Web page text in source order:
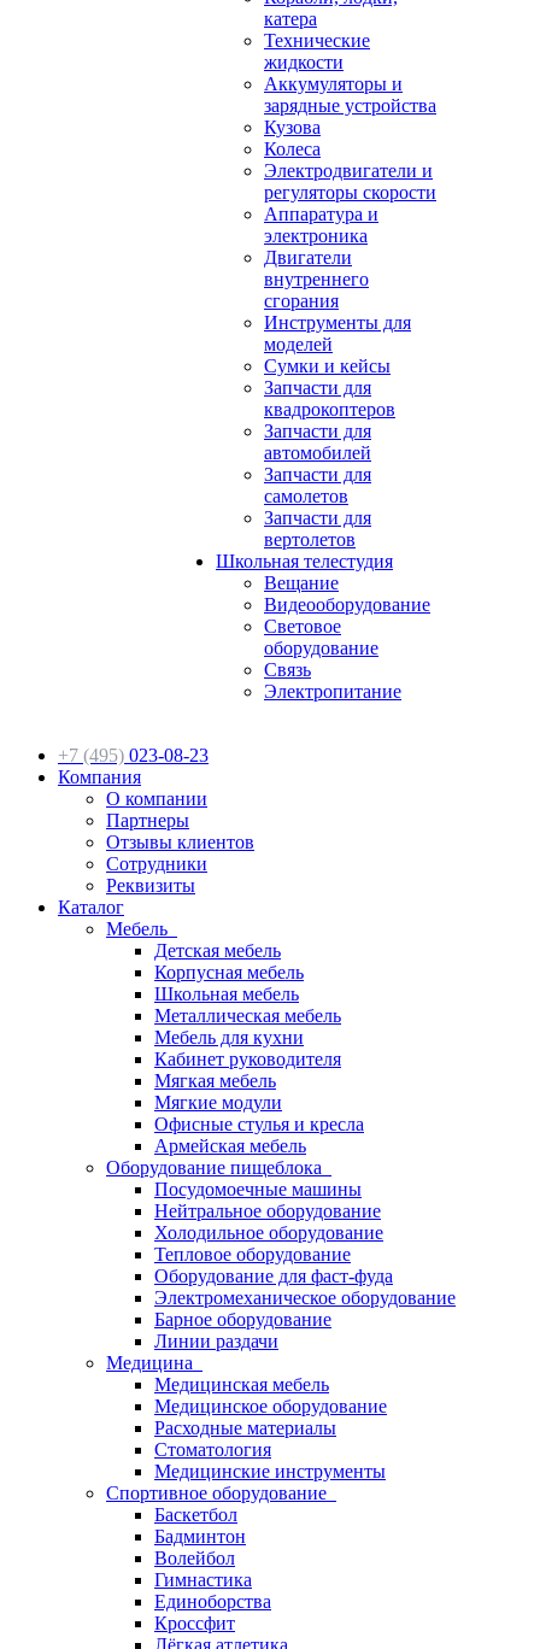
катера
Технические
жидкости
Аккумуляторы и
зарядные устройства
Кузова
Колеса
Электродвигатели и
регуляторы скорости
Аппаратура и
электроника
Двигатели
внутреннего
сгорания
Инструменты для
моделей
Сумки и кейсы
Запчасти для
квадрокоптеров
Запчасти для
автомобилей
Запчасти для
самолетов
Запчасти для
вертолетов
Школьная телестудия
Вещание
Видеооборудование
Световое
оборудование
Связь
Электропитание
+7 (495) 023-08-23
Компания
О компании
Партнеры
Отзывы клиентов
Сотрудники
Реквизиты
Каталог
Мебель
Детская мебель
Корпусная мебель
Школьная мебель
Металлическая мебель
Мебель для кухни
Кабинет руководителя
Мягкая мебель
Мягкие модули
Офисные стулья и кресла
Армейская мебель
Оборудование пищеблока
Посудомоечные машины
Нейтральное оборудование
Холодильное оборудование
Тепловое оборудование
Оборудование для фаст-фуда
Электромеханическое оборудование
Барное оборудование
Линии раздачи
Медицина
Медицинская мебель
Медицинское оборудование
Расходные материалы
Стоматология
Медицинские инструменты
Спортивное оборудование
Баскетбол
Бадминтон
Волейбол
Гимнастика
Единоборства
Кроссфит
Лёгкая атлетика